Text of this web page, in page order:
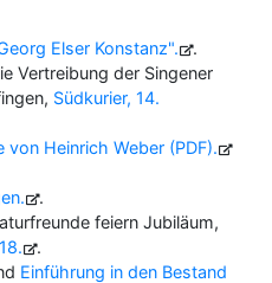
Elser Konstanz"
.
Vertreibung der Singener
Südkurier, 14.
Heinrich Weber (PDF)
.
feiern Jubiläum,
.
Einführung in den Bestand